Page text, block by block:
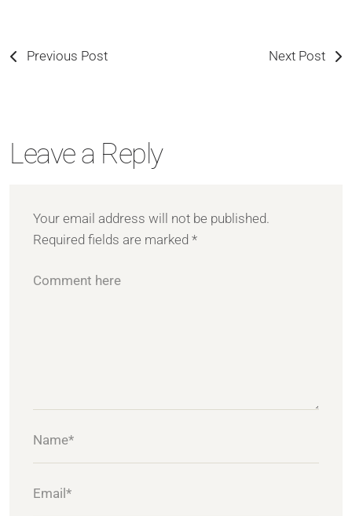
Previous Post Next Post
Leave a Reply
Your email address will not be published.
Required fields are marked *